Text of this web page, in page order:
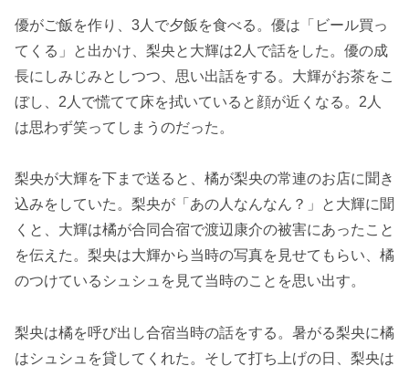
優がご飯を作り、3人で夕飯を食べる。優は「ビール買っ
てくる」と出かけ、梨央と大輝は2人で話をした。優の成
長にしみじみとしつつ、思い出話をする。大輝がお茶をこ
ぼし、2人で慌てて床を拭いていると顔が近くなる。2人
は思わず笑ってしまうのだった。
梨央が大輝を下まで送ると、橘が梨央の常連のお店に聞き
込みをしていた。梨央が「あの人なんなん？」と大輝に聞
くと、大輝は橘が合同合宿で渡辺康介の被害にあったこと
を伝えた。梨央は大輝から当時の写真を見せてもらい、橘
のつけているシュシュを見て当時のことを思い出す。
梨央は橘を呼び出し合宿当時の話をする。暑がる梨央に橘
はシュシュを貸してくれた。そして打ち上げの日、梨央は